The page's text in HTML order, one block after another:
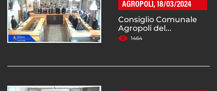
AGROPOLI, 18/03/2024
Consiglio Comunale
Agropoli del...
1464